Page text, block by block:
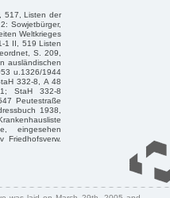
517, Listen der
Sowjetbürger,
Weltkrieges
1 II, 519 Listen
S. 209,
ausländischen
u.1326/1944
332-8, A 48
StaH 332-8
Peutestraße
1938,
eingesehen
Friedhofsverw.